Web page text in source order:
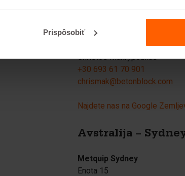
Prispôsobiť
Salakou 5
Grčija
Christos Makrypoulias
+30 693 61 70 901
chrismak@betonblock.com
Najdete nas na Google
Avstralija –
Metquip Sydney
Enota 15